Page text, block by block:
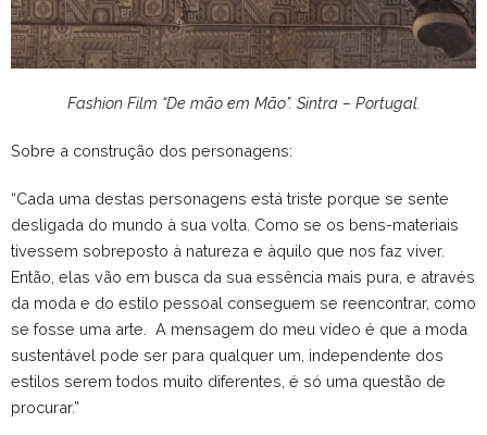
Fashion Film “De mão em Mão”. Sintra – Portugal.
Sobre a construção dos personagens:
“Cada uma destas personagens está triste porque se sente
desligada do mundo à sua volta. Como se os bens-materiais
tivessem sobreposto à natureza e àquilo que nos faz viver.
Então, elas vão em busca da sua essência mais pura, e através
da moda e do estilo pessoal conseguem se reencontrar, como
se fosse uma arte.
A mensagem do meu vídeo é que a moda
sustentável pode ser para qualquer um, independente dos
estilos serem todos muito diferentes, é só uma questão de
procurar.”